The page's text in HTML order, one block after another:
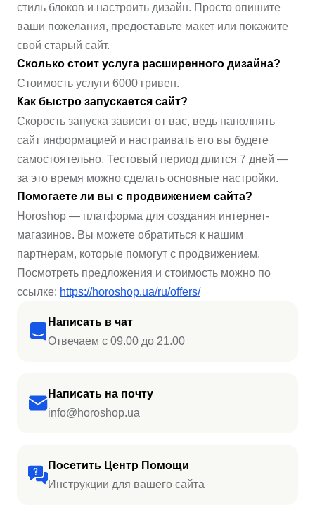
Написать в чат
Отвечаем с 09.00 до 21.00
Написать на почту
info@horoshop.ua
Посетить Центр Помощи
Инструкции для вашего сайта
стиль блоков и настроить дизайн. Просто опишите
ваши пожелания, предоставьте макет или покажите
свой старый сайт.
Сколько стоит услуга расширенного дизайна?
Стоимость услуги 6000 гривен.
Как быстро запускается сайт?
Скорость запуска зависит от вас, ведь наполнять
сайт информацией и настраивать его вы будете
самостоятельно. Тестовый период длится 7 дней —
за это время можно сделать основные настройки.
Помогаете ли вы с продвижением сайта?
Horoshop — платформа для создания интернет-
магазинов. Вы можете обратиться к нашим
партнерам, которые помогут с продвижением.
Посмотреть предложения и стоимость можно по
ссылке: https://horoshop.ua/ru/offers/